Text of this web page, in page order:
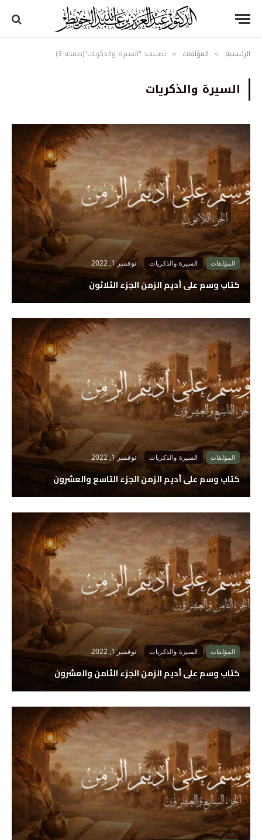
الرئيسية » المؤلفات » تصنيف: "السيرة والذكريات"(صفحه 3)
السيرة والذكريات
المؤلفات السيرة والذكريات نوفمبر 1, 2022
كتاب وسم على أديم الزمن الجزء الثلاثون
المؤلفات السيرة والذكريات نوفمبر 1, 2022
كتاب وسم على أديم الزمن الجزء التاسع والعشرون
المؤلفات السيرة والذكريات نوفمبر 1, 2022
كتاب وسم على أديم الزمن الجزء الثامن والعشرون